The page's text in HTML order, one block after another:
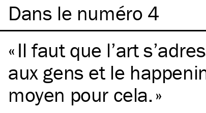
Dans le numéro 4
Il faut que l’art
aux gens et le
moyen pour cela.